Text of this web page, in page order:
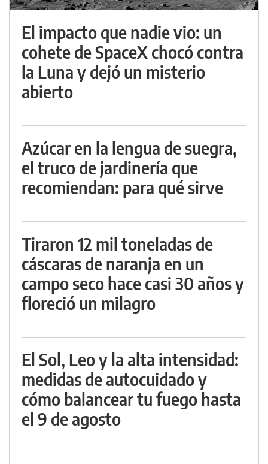
El impacto que nadie vio: un
cohete de SpaceX chocó contra
la Luna y dejó un misterio
abierto
Azúcar en la lengua de suegra,
el truco de jardinería que
recomiendan: para qué sirve
Tiraron 12 mil toneladas de
cáscaras de naranja en un
campo seco hace casi 30 años y
floreció un milagro
El Sol, Leo y la alta intensidad:
medidas de autocuidado y
cómo balancear tu fuego hasta
el 9 de agosto